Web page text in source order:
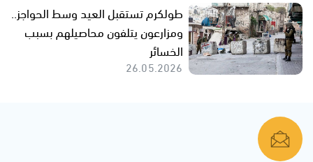
طولكرم تستقبل العيد وسط الحواجز..
ومزارعون يتلفون محاصيلهم بسبب
الخسائر
26.05.2026